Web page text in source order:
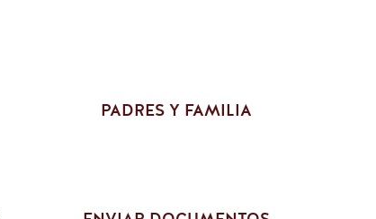
PADRES Y FAMILIA